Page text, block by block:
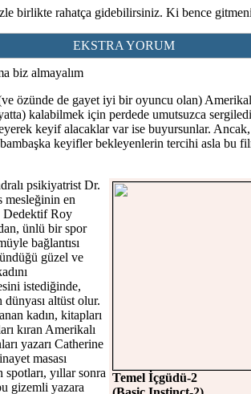
birlikte rahatça gidebilirsiniz. Ki bence
EKSTRA YORUM
biz almayalım
özünde de gayet iyi bir oyuncu olan)
kalabilmek için perdede umutsuzca
keyif alacaklar var ise buyursunlar.
keyifler bekleyenlerin tercihi asla bu
Temel İçgüdü-2
psikiyatrist Dr.
mesleğinin en
Dedektif Roy
ünlü bir spor
bağlantısı
güzel ve
istediğinde,
dünyası altüst olur.
kadın, kitapları
kıran Amerikalı
yazarı Catherine
masası
yıllar sonra
gizemli yazara